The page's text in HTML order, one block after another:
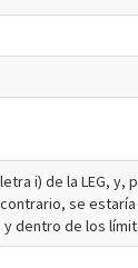
i) de la LEG, y,
se
dentro de los